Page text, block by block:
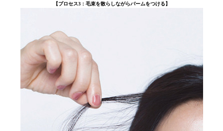
【プロセス3：毛束を散らしながらバームをつける】